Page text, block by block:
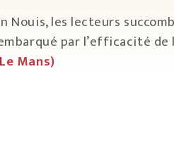
Nouis, les lecteurs
par l’efficacité
Mans)